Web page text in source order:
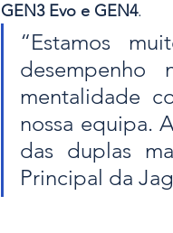
GEN3 Evo e GEN4.
“Estamos
mentalidade
nossa equipa.
das duplas
Principal da